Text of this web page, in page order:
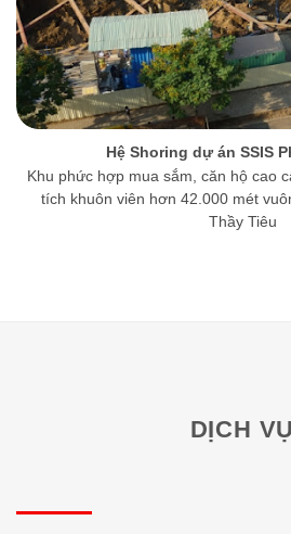
Hệ Shoring dự án SSIS
Khu phức hợp mua sắm, căn hộ cao
tích khuôn viên hơn 42.000 mét
Thầy Tiêu
DỊCH VỤ